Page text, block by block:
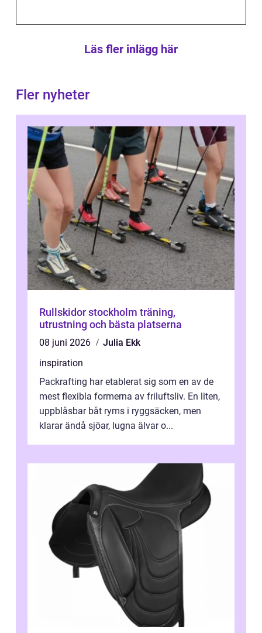
Läs fler inlägg här
Fler nyheter
Rullskidor stockholm träning,
utrustning och bästa platserna
08 juni 2026
Julia Ekk
inspiration
Packrafting har etablerat sig som en av de
mest flexibla formerna av friluftsliv. En liten,
uppblåsbar båt ryms i ryggsäcken, men
klarar ändå sjöar, lugna älvar o...